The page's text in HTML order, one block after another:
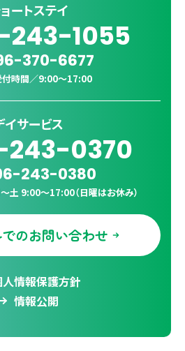
ートステイ
1055
370-6677
時間／9:00〜17:00
イサービス
0370
243-0380
土 9:00〜17:00（日曜はお休み）
のお問い合わせ
情報保護方針
情報公開